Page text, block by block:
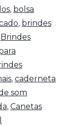
, bolsa
, brindes
Brindes
, caderneta
som
, Canetas